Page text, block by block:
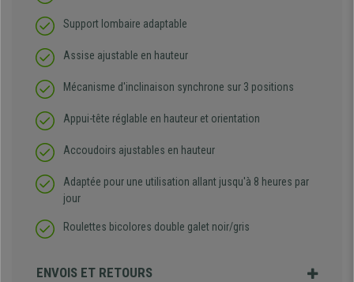
Support lombaire adaptable
Assise ajustable en hauteur
Mécanisme d'inclinaison synchrone sur 3 positions
Appui-tête réglable en hauteur et orientation
Accoudoirs ajustables en hauteur
Adaptée pour une utilisation allant jusqu'à 8 heures par
jour
Roulettes bicolores double galet noir/gris
ENVOIS ET RETOURS